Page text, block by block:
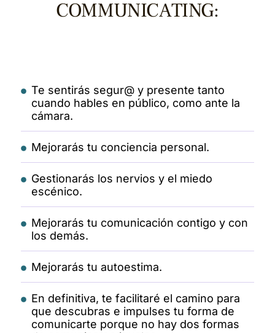
COMMUNICATING:
Te sentirás segur@ y presente tanto
cuando hables en público, como ante la
cámara.
Mejorarás tu conciencia personal.
Gestionarás los nervios y el miedo
escénico.
Mejorarás tu comunicación contigo y con
los demás.
Mejorarás tu autoestima.
En definitiva, te facilitaré el camino para
que descubras e impulses tu forma de
comunicarte porque no hay dos formas